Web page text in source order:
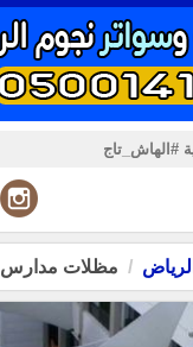
مظلات مدارس